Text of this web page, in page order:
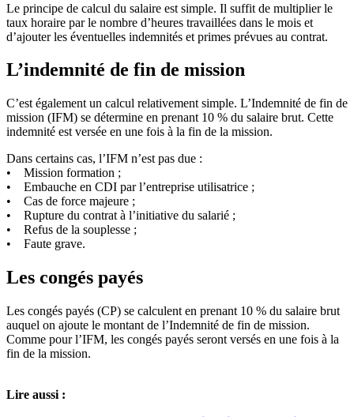
Le principe de calcul du salaire est simple. Il suffit de multiplier le
taux horaire par le nombre d’heures travaillées dans le mois et
d’ajouter les éventuelles indemnités et primes prévues au contrat.
L’indemnité de fin de mission
C’est également un calcul relativement simple. L’Indemnité de fin de
mission (IFM) se détermine en prenant 10 % du salaire brut. Cette
indemnité est versée en une fois à la fin de la mission.
Dans certains cas, l’IFM n’est pas due :
• Mission formation ;
• Embauche en CDI par l’entreprise utilisatrice ;
• Cas de force majeure ;
• Rupture du contrat à l’initiative du salarié ;
• Refus de la souplesse ;
• Faute grave.
Les congés payés
Les congés payés (CP) se calculent en prenant 10 % du salaire brut
auquel on ajoute le montant de l’Indemnité de fin de mission.
Comme pour l’IFM, les congés payés seront versés en une fois à la
fin de la mission.
Lire aussi :